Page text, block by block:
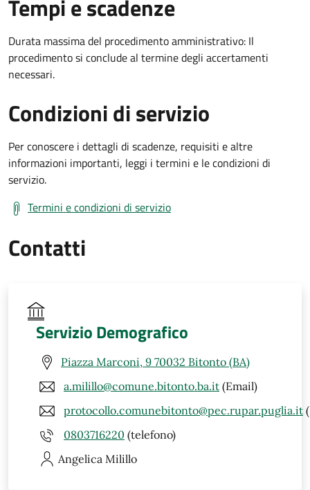
Tempi e scadenze
Durata massima del procedimento amministrativo: Il
procedimento si conclude al termine degli accertamenti
necessari.
Condizioni di servizio
Per conoscere i dettagli di scadenze, requisiti e altre
informazioni importanti, leggi i termini e le condizioni di
servizio.
Termini e condizioni di servizio
Contatti
Servizio Demografico
Piazza Marconi, 9 70032 Bitonto (BA)
a.milillo@comune.bitonto.ba.it (Email)
protocollo.comunebitonto@pec.rupar.puglia.it
0803716220 (telefono)
Angelica Milillo